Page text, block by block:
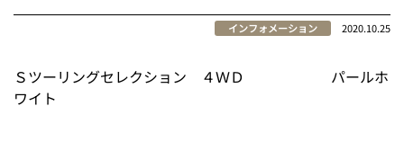
インフォメーション 2020.10.25
Ｓツーリングセレクション ４ＷＤ パールホ
ワイト